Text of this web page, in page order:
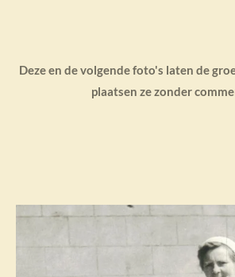
Deze en de volgende foto's laten de
plaatsen ze zonder